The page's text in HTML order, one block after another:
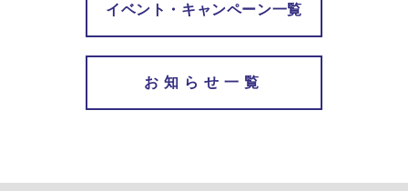
イベント・キャンペーン一覧
お知らせ一覧